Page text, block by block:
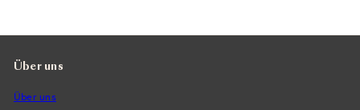
Über uns
Über uns